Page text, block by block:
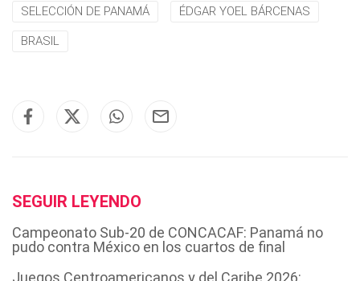
SELECCIÓN DE PANAMÁ ÉDGAR YOEL BÁRCENAS
BRASIL
SEGUIR LEYENDO
Campeonato Sub-20 de CONCACAF: Panamá no
pudo contra México en los cuartos de final
Juegos Centroamericanos y del Caribe 2026: